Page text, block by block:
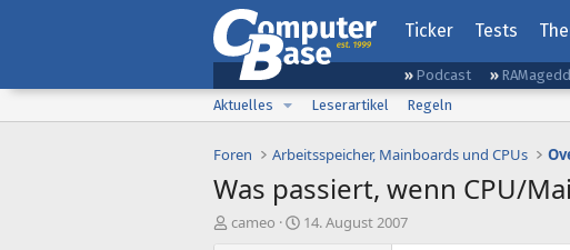
Ticker Tests
Podcast
Aktuelles
Leserartikel Regeln
Foren Arbeitsspeicher, Mainboards und CPUs
Was passiert, wenn CPU/
E
cameo
E14. August 2007